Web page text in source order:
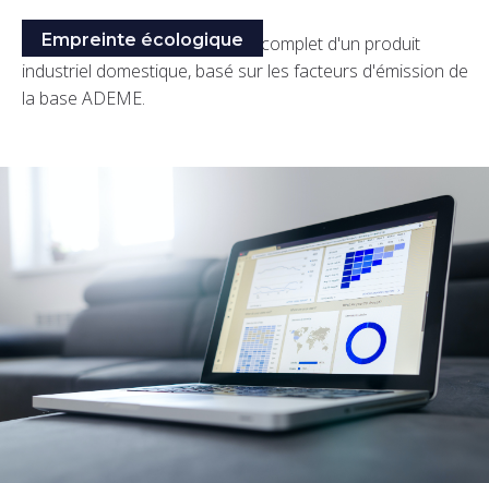
Empreinte écologique
Réalisation du bilan carbone® complet d'un produit
industriel domestique, basé sur les facteurs d'émission de
la base ADEME.